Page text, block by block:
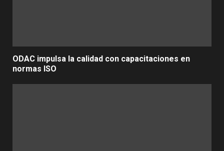
ODAC impulsa la calidad con capacitaciones en
normas ISO